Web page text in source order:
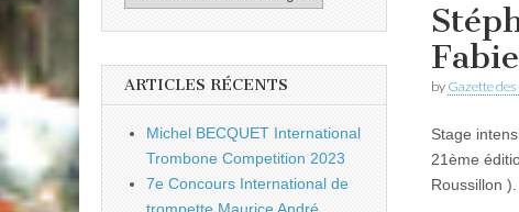
by Gazette
Stage
21ème
Roussillon
ARTICLES RÉCENTS
Michel BECQUET International
Trombone Competition 2023
7e Concours International de